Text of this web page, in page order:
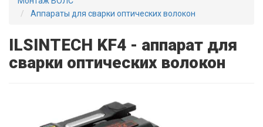
Аппараты для сварки оптических волокон
ILSINTECH KF4 - аппарат для
сварки оптических волокон